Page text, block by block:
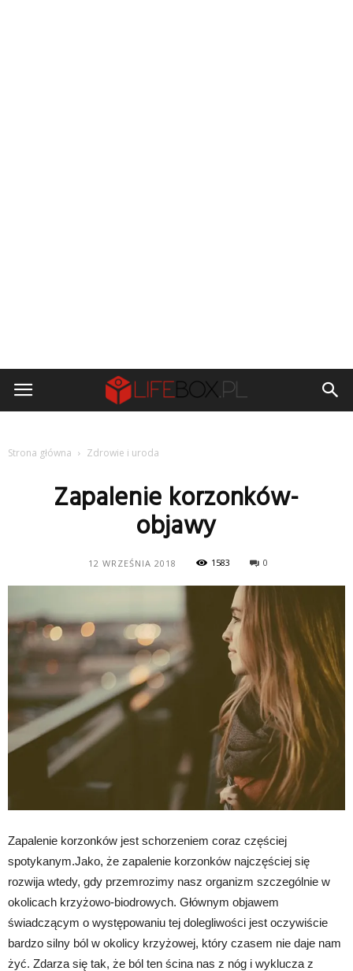
Strona główna Zdrowie i uroda
Zapalenie korzonków-
objawy
12 WRZEŚNIA 2018 1583 0
Zapalenie korzonków jest schorzeniem coraz częściej
spotykanym.Jako, że zapalenie korzonków najczęściej się
rozwija wtedy, gdy przemrozimy nasz organizm szczególnie w
okolicach krzyżowo-biodrowych. Głównym objawem
świadczącym o występowaniu tej dolegliwości jest oczywiście
bardzo silny ból w okolicy krzyżowej, który czasem nie daje nam
żyć. Zdarza się tak, że ból ten ścina nas z nóg i wyklucza z